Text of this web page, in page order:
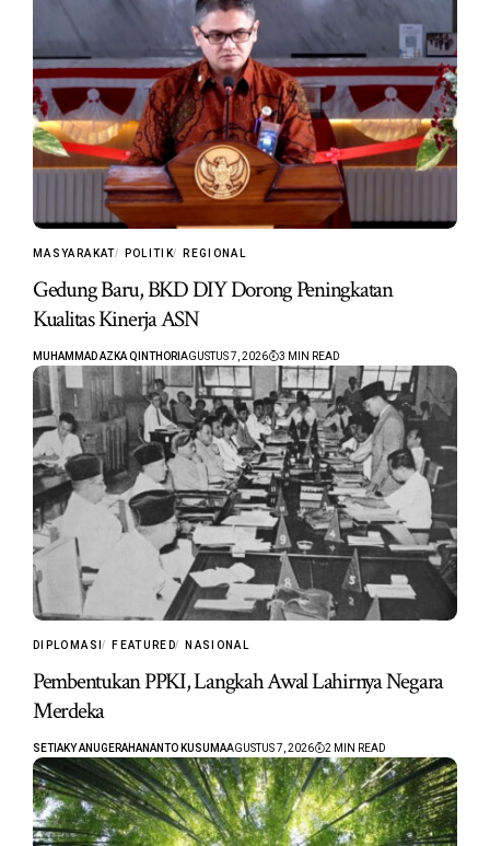
MASYARAKAT POLITIK REGIONAL
Gedung Baru, BKD DIY Dorong Peningkatan
Kualitas Kinerja ASN
MUHAMMAD AZKA QINTHORI AGUSTUS 7, 2026 3 MIN READ
DIPLOMASI FEATURED NASIONAL
Pembentukan PPKI, Langkah Awal Lahirnya Negara
Merdeka
SETIAKY ANUGERAHANANTO KUSUMAAGUSTUS 7, 2026 2 MIN READ